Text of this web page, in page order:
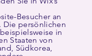
Besucher an
Die persönlichen
in
Staaten von
Südkorea,